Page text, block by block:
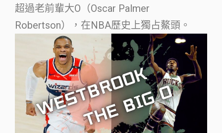
超過老前輩大O（Oscar Palmer
Robertson），在NBA歷史上獨占鰲頭。